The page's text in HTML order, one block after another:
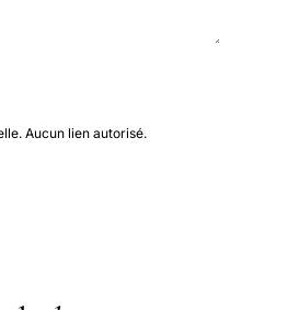
Aucun lien autorisé.